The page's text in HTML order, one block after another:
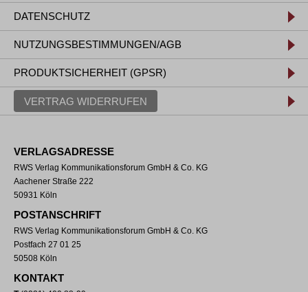
DATENSCHUTZ
NUTZUNGSBESTIMMUNGEN/AGB
PRODUKTSICHERHEIT (GPSR)
VERTRAG WIDERRUFEN
VERLAGSADRESSE
RWS Verlag Kommunikationsforum GmbH & Co. KG
Aachener Straße 222
50931 Köln
POSTANSCHRIFT
RWS Verlag Kommunikationsforum GmbH & Co. KG
Postfach 27 01 25
50508 Köln
KONTAKT